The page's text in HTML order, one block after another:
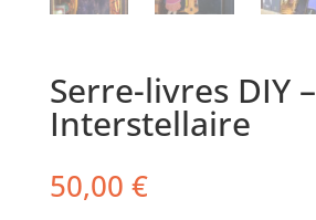
Serre-livres DIY –
Interstellaire
50,00 €